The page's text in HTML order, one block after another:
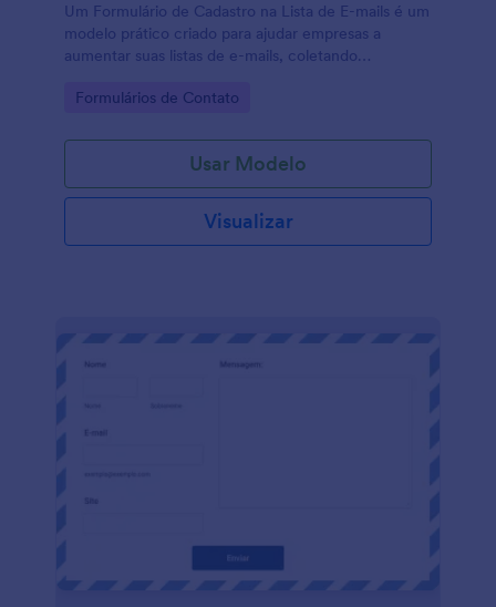
Um Formulário de Cadastro na Lista de E-mails é um
modelo prático criado para ajudar empresas a
aumentar suas listas de e-mails, coletando
de leads.
Go to Category:
Formulários de Contato
Usar Modelo
Visualizar